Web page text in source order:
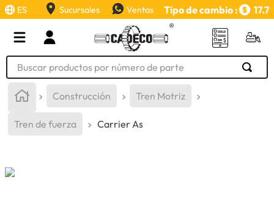
ES Sucursales Ventas Tipo de cambio : 17.7
Buscar productos por número de parte
Construcción Tren Motriz
Tren de fuerza Carrier As
TÉRMINOS MÁS BUSCADOS
2 .
aceite